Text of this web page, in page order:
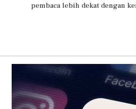
pembaca lebih dekat dengan